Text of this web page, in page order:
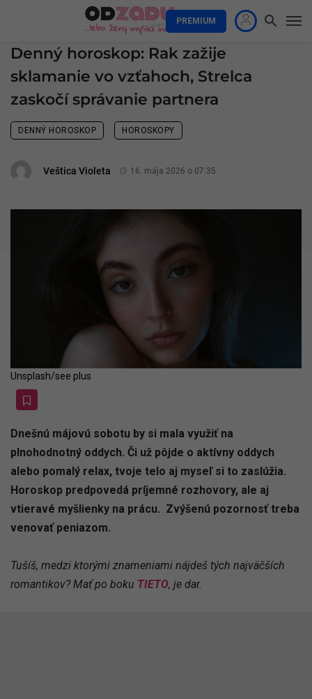
PREMIUM
Denný horoskop: Rak zažije
sklamanie vo vzťahoch, Strelca
zaskočí správanie partnera
DENNÝ HOROSKOP HOROSKOPY
Veštica Violeta 16. mája 2026 o 07:35
Unsplash/see plus
Dnešnú májovú sobotu by si mala využiť na
plnohodnotný oddych. Či už pôjde o aktívny oddych
alebo pomalý relax, tvoje telo aj myseľ si to zaslúžia.
Horoskop predpovedá príjemné rozhovory, ale aj
vtieravé myšlienky na prácu. Zvýšenú pozornosť treba
venovať peniazom.
Tušíš, medzi ktorými znameniami nájdeš tých najväčších
romantikov? Mať po boku TIETO, je dar.